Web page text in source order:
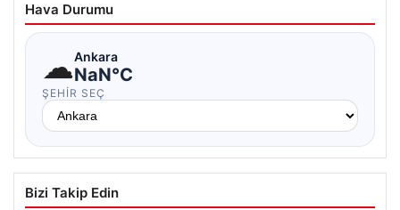
Hava Durumu
☁Ankara
NaN°C
ŞEHIR SEÇ
Bizi Takip Edin